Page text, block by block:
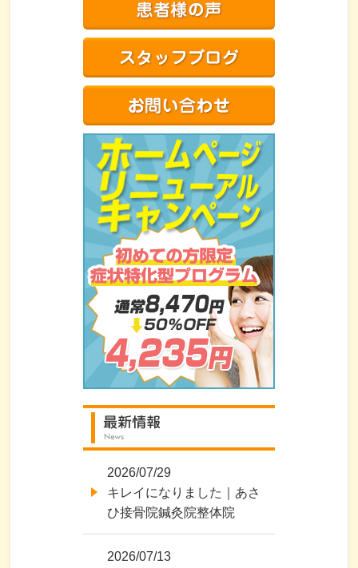
2026/07/29
キレイになりました｜あさ
ひ接骨院鍼灸院整体院
2026/07/13